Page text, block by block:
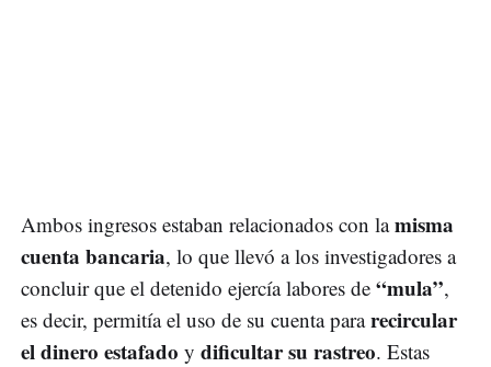
Ambos ingresos estaban relacionados con lamisma
cuenta bancaria, lo que llevó a los investigadores a
concluir que el detenido ejercía labores de “mula”,
es decir, permitía el uso de su cuenta pararecircular
el dinero estafado y dificultar su rastreo. Estas